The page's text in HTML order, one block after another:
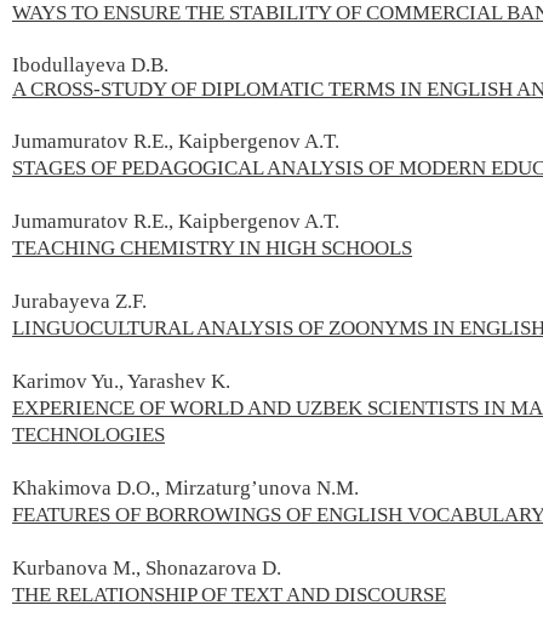
WAYS TO ENSURE THE STABILITY OF COMMERCIAL
Ibodullayeva D.B.
A CROSS-STUDY OF DIPLOMATIC TERMS IN ENGLISH
Jumamuratov R.E., Kaipbergenov A.T.
STAGES OF PEDAGOGICAL ANALYSIS OF MODERN
Jumamuratov R.E., Kaipbergenov A.T.
TEACHING CHEMISTRY IN HIGH SCHOOLS
Jurabayeva Z.F.
LINGUOCULTURAL ANALYSIS OF ZOONYMS IN
Karimov Yu., Yarashev K.
EXPERIENCE OF WORLD AND UZBEK SCIENTISTS IN
TECHNOLOGIES
Khakimova D.O., Mirzaturg’unova N.M.
FEATURES OF BORROWINGS OF ENGLISH
Kurbanova M., Shonazarova D.
THE RELATIONSHIP OF TEXT AND DISCOURSE